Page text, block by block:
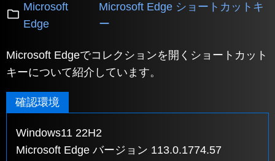
Microsoft
Edge
Microsoft Edge ショートカットキ
ー
Microsoft Edgeでコレクションを開くショートカット
キーについて紹介しています。
確認環境
Windows11 22H2
Microsoft Edge バージョン 113.0.1774.57